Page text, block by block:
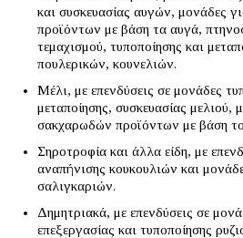
και συσκευασίας αυγών, μονάδες
προϊόντων με βάση τα αυγά,
τεμαχισμού, τυποποίησης και
πουλερικών, κουνελιών.
Μέλι, με επενδύσεις σε μονάδες
μεταποίησης, συσκευασίας
σακχαρωδών προϊόντων με βάση το
Σηροτροφία και άλλα είδη, με
αναπήνισης κουκουλιών και
σαλιγκαριών.
Δημητριακά, με επενδύσεις σε
επεξεργασίας και τυποποίησης